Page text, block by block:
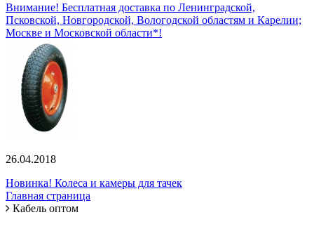
Внимание! Бесплатная доставка по Ленинградской,
Псковской, Новгородской, Вологодской областям и Карелии;
Москве и Московской области*!
26.04.2018
Новинка! Колеса и камеры для тачек
Главная страница
Кабель оптом